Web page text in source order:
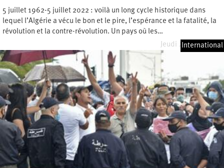
5 juillet 1962-5 juillet 2022 : voilà un long cycle historique dans
lequel l’Algérie a vécu le bon et le pire, l’espérance et la fatalité, la
révolution et la contre-révolution. Un pays où les…
Jeudi 21 juillet 2022
International